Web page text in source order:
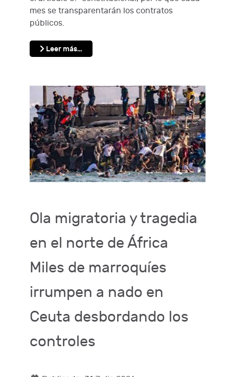
mes se transparentarán los contratos
públicos.
Leer más…
Ola migratoria y tragedia
en el norte de África
Miles de marroquíes
irrumpen a nado en
Ceuta desbordando los
controles